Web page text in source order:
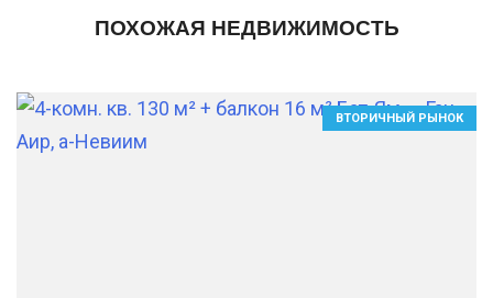
ПОХОЖАЯ НЕДВИЖИМОСТЬ
ВТОРИЧНЫЙ РЫНОК